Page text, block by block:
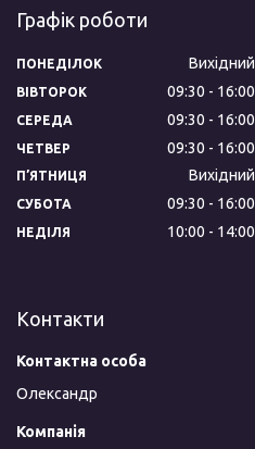
Графік роботи
ПОНЕДІЛОК Вихідний
ВІВТОРОК 09:30 16:00
СЕРЕДА 09:30 16:00
ЧЕТВЕР 09:30 16:00
ПʼЯТНИЦЯ Вихідний
СУБОТА 09:30 16:00
НЕДІЛЯ 10:00 14:00
Контакти
Олександр